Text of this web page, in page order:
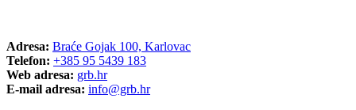
Adresa: Braće Gojak 100, Karlovac
Telefon: +385 95 5439 183
Web adresa: grb.hr
E-mail adresa: info@grb.hr